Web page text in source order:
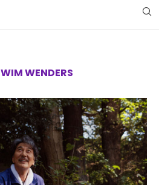
WIM WENDERS